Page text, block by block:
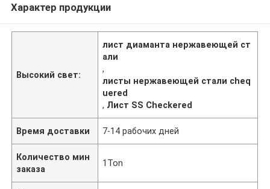
Характер продукции
Высокий свет:
лист диаманта нержавеющей ст
али
,
листы нержавеющей стали cheq
uered
, Лист SS Checkered
Время доставки 7-14 рабочих дней
Количество мин
заказа
1Ton